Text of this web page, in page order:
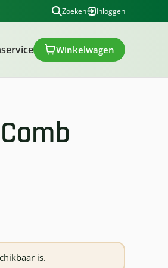
Zoeken Inloggen
Je winkelwagen bevat 0
Winkelwagen
is.